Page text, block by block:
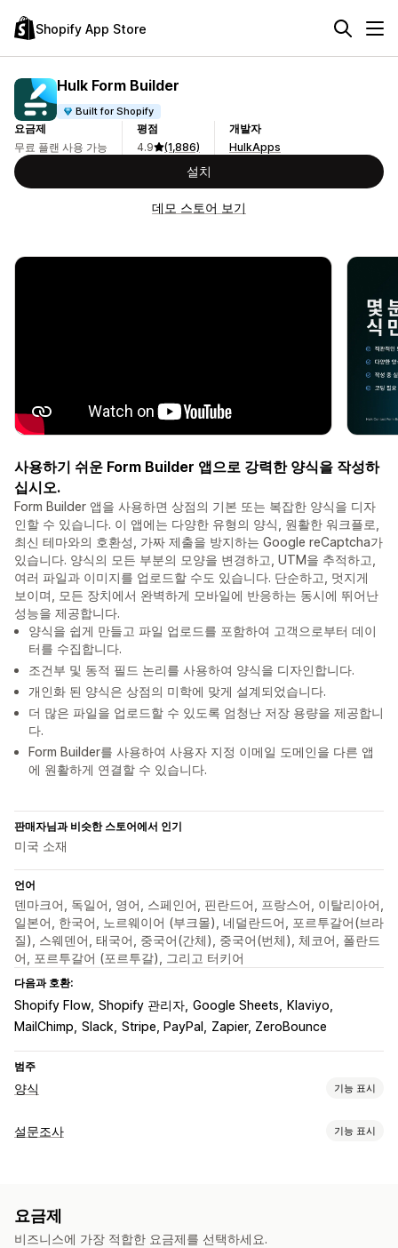
Shopify App Store
Hulk Form Builder
Built for Shopify
요금제
무료 플랜 사용 가능
평점
4.9
(1,886)
개발자
HulkApps
설치
데모 스토어 보기
사용하기 쉬운 Form Builder 앱으로 강력한 양식을 작성하
십시오.
Form Builder 앱을 사용하면 상점의 기본 또는 복잡한 양식을 디자
인할 수 있습니다. 이 앱에는 다양한 유형의 양식, 원활한 워크플로,
최신 테마와의 호환성, 가짜 제출을 방지하는 Google reCaptcha가
있습니다. 양식의 모든 부분의 모양을 변경하고, UTM을 추적하고,
여러 파일과 이미지를 업로드할 수도 있습니다. 단순하고, 멋지게
보이며, 모든 장치에서 완벽하게 모바일에 반응하는 동시에 뛰어난
성능을 제공합니다.
양식을 쉽게 만들고 파일 업로드를 포함하여 고객으로부터 데이
터를 수집합니다.
조건부 및 동적 필드 논리를 사용하여 양식을 디자인합니다.
개인화 된 양식은 상점의 미학에 맞게 설계되었습니다.
더 많은 파일을 업로드할 수 있도록 엄청난 저장 용량을 제공합니
다.
Form Builder를 사용하여 사용자 지정 이메일 도메인을 다른 앱
에 원활하게 연결할 수 있습니다.
판매자님과 비슷한 스토어에서 인기
미국 소재
언어
덴마크어, 독일어, 영어, 스페인어, 핀란드어, 프랑스어, 이탈리아어,
일본어, 한국어, 노르웨이어 (부크몰), 네덜란드어, 포르투갈어(브라
질), 스웨덴어, 태국어, 중국어(간체), 중국어(번체), 체코어, 폴란드
어, 포르투갈어 (포르투갈), 그리고 터키어
다음과 호환:
Shopify Flow Shopify 관리자 Google Sheets
Klaviyo
MailChimp Slack Stripe, PayPal Zapier, ZeroBounce
범주
양식 기능 표시
양식 유형
맞춤 설정
글꼴 및 색상
사용자 지정 필드 사용자 지정 CSS
설문조사 기능 표시
템플릿
요금제
비즈니스에 가장 적합한 요금제를 선택하세요.